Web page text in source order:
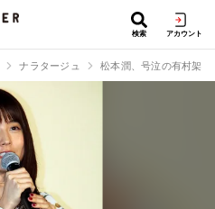
検索 アカウント
ナラタージュ 松本潤、号泣の有村架